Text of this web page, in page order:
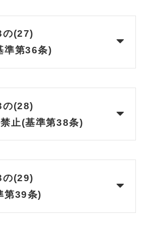
の(27)
準第36条)
の(28)
止(基準第38条)
の(29)
第39条)